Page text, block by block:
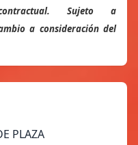
Sujeto a
a consideración del
PLAZA